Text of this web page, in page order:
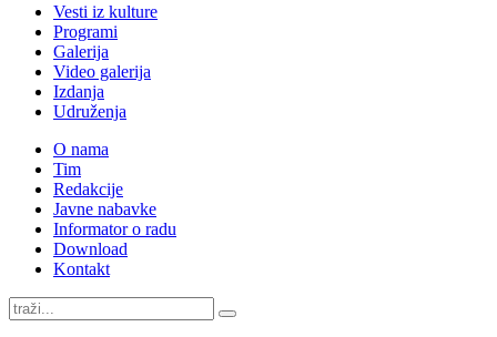
Vesti iz kulture
Programi
Galerija
Video galerija
Izdanja
Udruženja
O nama
Tim
Redakcije
Javne nabavke
Informator o radu
Download
Kontakt